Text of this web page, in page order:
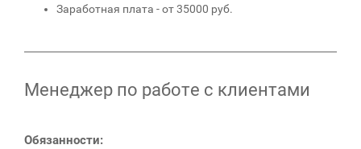
Заработная плата - от 35000 руб.
Менеджер по работе с клиентами
Обязанности: